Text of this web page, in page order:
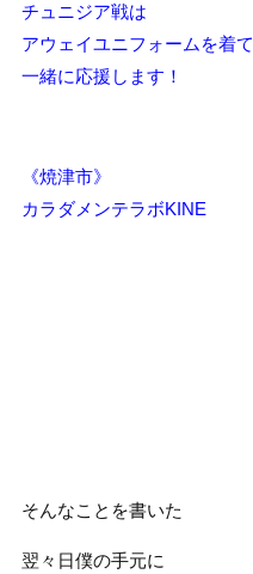
チュニジア戦は
アウェイユニフォームを着て
一緒に応援します！
《焼津市》
カラダメンテラボKINE
そんなことを書いた
翌々日僕の手元に